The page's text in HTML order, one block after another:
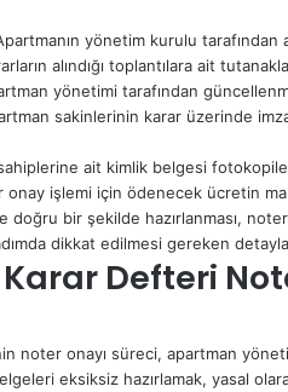
yönetim kurulu tarafından
alındığı toplantılara ait
yönetimi tarafından
sakinlerinin karar üzerinde
ait kimlik belgesi
onay işlemi için ödenecek ücretin
doğru bir şekilde hazırlanması,
dikkat edilmesi gereken
Defteri
noter onayı süreci, apartman
eksiksiz hazırlamak, yasal